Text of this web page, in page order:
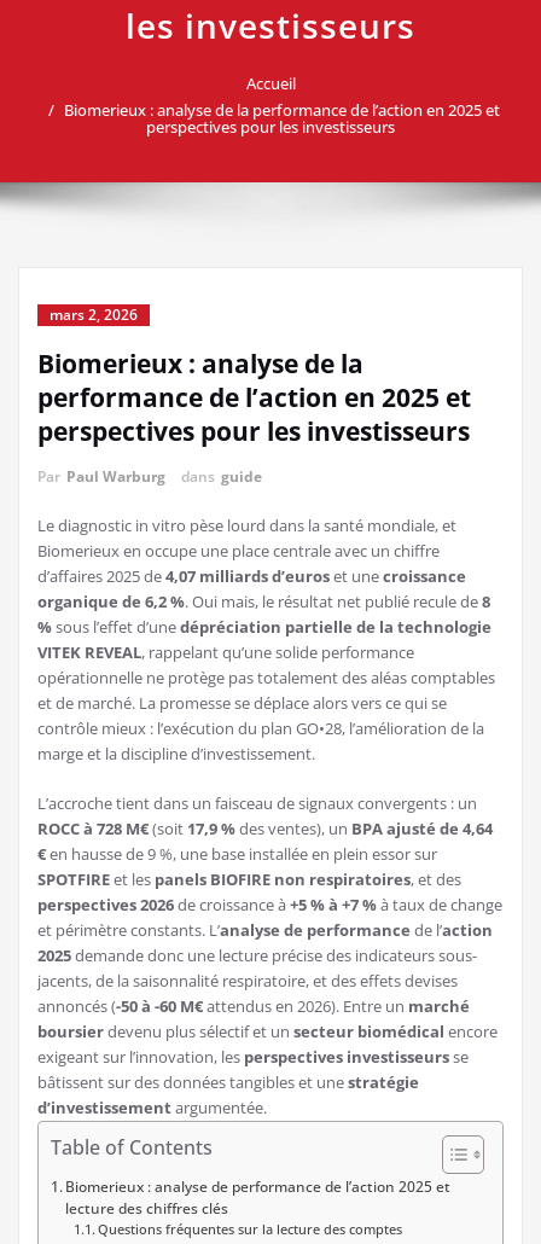
les investisseurs
Accueil
Biomerieux : analyse de la performance de l’action en 2025 et
perspectives pour les investisseurs
mars 2, 2026
Biomerieux : analyse de la
performance de l’action en 2025 et
perspectives pour les investisseurs
Par Paul Warburg dans guide
Le diagnostic in vitro pèse lourd dans la santé mondiale, et
Biomerieux en occupe une place centrale avec un chiffre
d’affaires 2025 de4,07 milliards d’euroset unecroissance
organique de 6,2 %. Oui mais, le résultat net publié recule de8
%sous l’effet d’unedépréciation partielle de la technologie
VITEK REVEAL, rappelant qu’une solide performance
opérationnelle ne protège pas totalement des aléas comptables
et de marché. La promesse se déplace alors vers ce qui se
contrôle mieux : l’exécution du plan GO•28, l’amélioration de la
marge et la discipline d’investissement.
L’accroche tient dans un faisceau de signaux convergents : un
ROCC à 728 M€(soit 17,9 %des ventes), un BPA ajusté de 4,64
€en hausse de 9 %, une base installée en plein essor sur
SPOTFIREet les panels BIOFIRE non respiratoires, et des
perspectives 2026de croissance à+5 % à +7 %à taux de change
et périmètre constants. L’analyse de performance de l’action
2025demande donc une lecture précise des indicateurs sous-
jacents, de la saisonnalité respiratoire, et des effets devises
annoncés (-50 à -60 M€attendus en 2026). Entre un marché
boursierdevenu plus sélectif et un secteur biomédical encore
exigeant sur l’innovation, les perspectives investisseursse
bâtissent sur des données tangibles et unestratégie
d’investissementargumentée.
Table of Contents
Biomerieux : analyse de performance de l’action 2025 et
lecture des chiffres clés
Questions fréquentes sur la lecture des comptes